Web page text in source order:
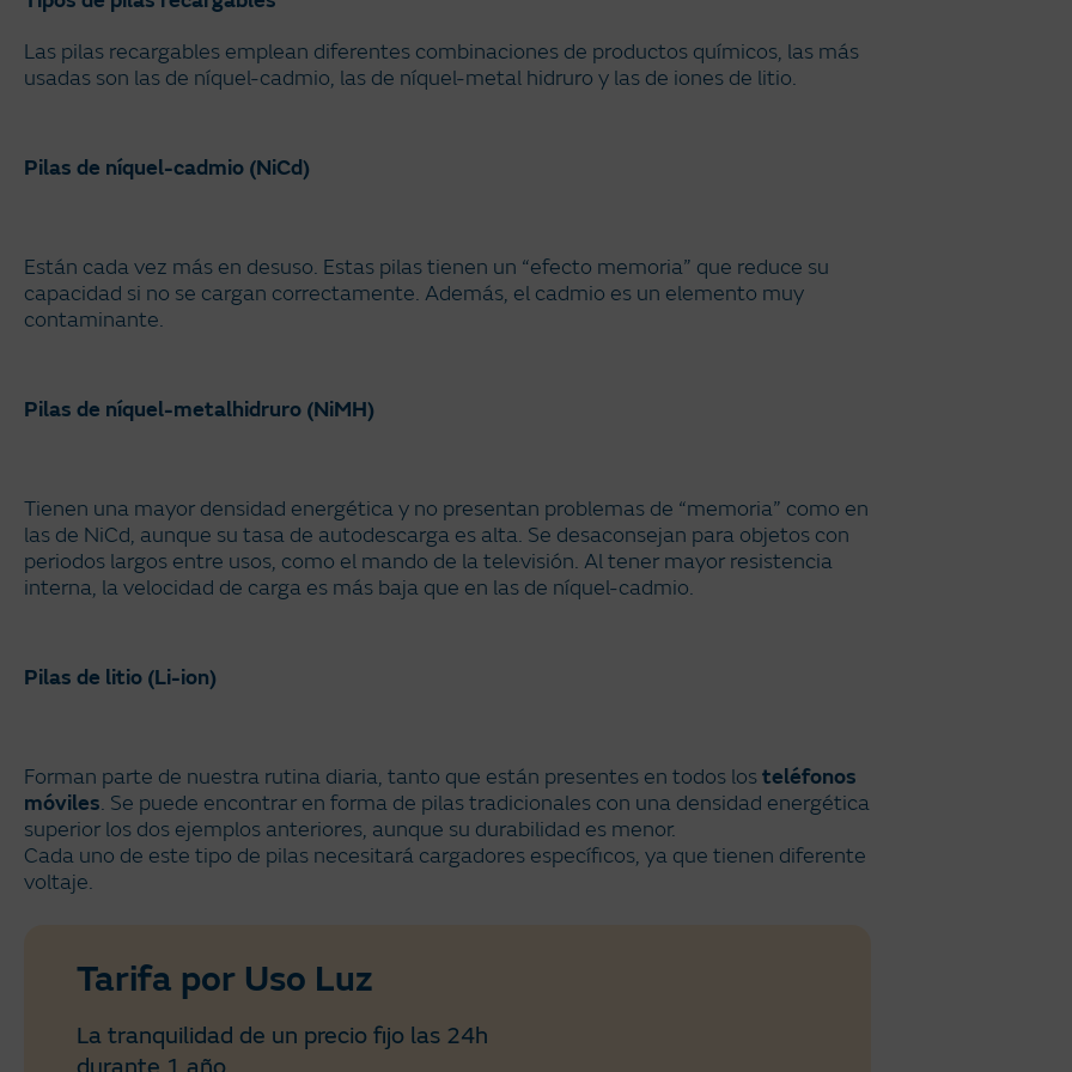
Las pilas recargables emplean diferentes combinaciones de productos químicos, las más
usadas son las de níquel-cadmio, las de níquel-metal hidruro y las de iones de litio.
Pilas de níquel-cadmio (NiCd)
Están cada vez más en desuso. Estas pilas tienen un “efecto memoria” que reduce su
capacidad si no se cargan correctamente. Además, el cadmio es un elemento muy
contaminante.
Pilas de níquel-metalhidruro (NiMH)
Tienen una mayor densidad energética y no presentan problemas de “memoria” como en
las de NiCd, aunque su tasa de autodescarga es alta. Se desaconsejan para objetos con
periodos largos entre usos, como el mando de la televisión. Al tener mayor resistencia
interna, la velocidad de carga es más baja que en las de níquel-cadmio.
Pilas de litio (Li-ion)
Forman parte de nuestra rutina diaria, tanto que están presentes en todos losteléfonos
móviles. Se puede encontrar en forma de pilas tradicionales con una densidad energética
superior los dos ejemplos anteriores, aunque su durabilidad es menor.
Cada uno de este tipo de pilas necesitará cargadores específicos, ya que tienen diferente
voltaje.
Tarifa por Uso Luz
La tranquilidad de un precio fijo las 24h